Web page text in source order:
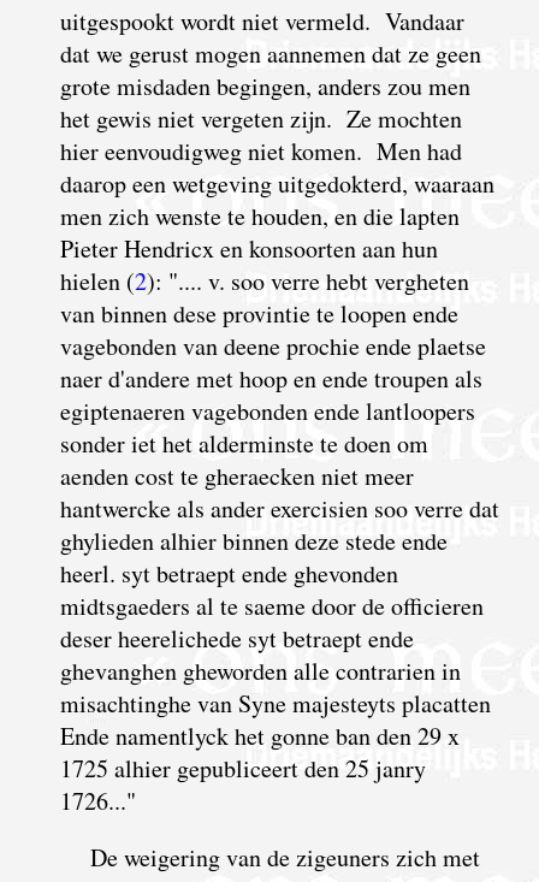
uitgespookt wordt niet vermeld. Vandaar
dat we gerust mogen aannemen dat ze geen
grote misdaden begingen, anders zou men
het gewis niet vergeten zijn. Ze mochten
hier eenvoudigweg niet komen. Men had
daarop een wetgeving uitgedokterd, waaraan
men zich wenste te houden, en die lapten
Pieter Hendricx en konsoorten aan hun
hielen (2): ".... v. soo verre hebt vergheten
van binnen dese provintie te loopen ende
vagebonden van deene prochie ende plaetse
naer d'andere met hoop en ende troupen als
egiptenaeren vagebonden ende lantloopers
sonder iet het alderminste te doen om
aenden cost te gheraecken niet meer
hantwercke als ander exercisien soo verre dat
ghylieden alhier binnen deze stede ende
heerl. syt betraept ende ghevonden
midtsgaeders al te saeme door de officieren
deser heerelichede syt betraept ende
ghevanghen gheworden alle contrarien in
misachtinghe van Syne majesteyts placatten
Ende namentlyck het gonne ban den 29 x
1725 alhier gepubliceert den 25 janry
1726..."
De weigering van de zigeuners zich met